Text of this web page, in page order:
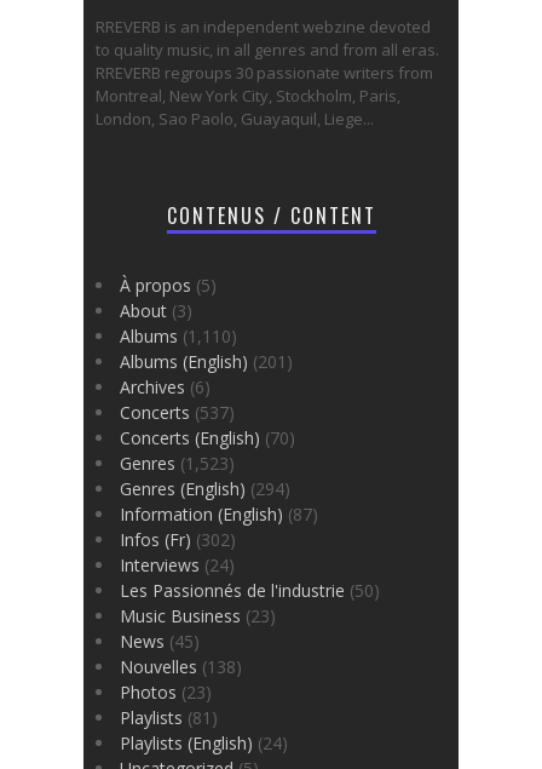
RREVERB is an independent webzine devoted
to quality music, in all genres and from all eras.
RREVERB regroups 30 passionate writers from
Montreal, New York City, Stockholm, Paris,
London, Sao Paolo, Guayaquil, Liege...
CONTENUS / CONTENT
À propos (5)
About (3)
Albums (1,110)
Albums (English) (201)
Archives (6)
Concerts (537)
Concerts (English) (70)
Genres (1,523)
Genres (English) (294)
Information (English) (87)
Infos (Fr) (302)
Interviews (24)
Les Passionnés de l'industrie (50)
Music Business (23)
News (45)
Nouvelles (138)
Photos (23)
Playlists (81)
Playlists (English) (24)